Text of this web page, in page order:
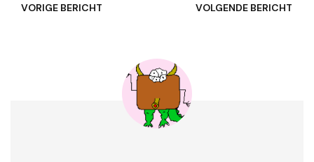
VORIGE BERICHT VOLGENDE BERICHT